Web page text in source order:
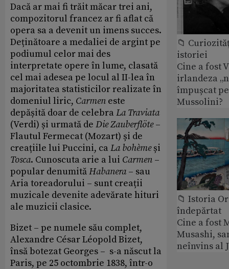
Dacă ar mai fi trăit măcar trei ani,
compozitorul francez ar fi aflat că
opera sa a devenit un imens succes.
Deținătoare a medaliei de argint pe
podiumul celor mai des
interpretate opere în lume, clasată
cel mai adesea pe locul al II-lea în
majoritatea statisticilor realizate în
domeniul liric, Carmen este
depășită doar de celebra La Traviata
(Verdi) și urmată de Die Zauberflöte–
Flautul Fermecat (Mozart) și de
creațiile lui Puccini, ca La bohèmeși
Tosca. Cunoscuta arie a lui Carmen –
popular denumităHabanera– sau
Aria toreadorului – sunt creații
muzicale devenite adevărate hituri
ale muzicii clasice.
Bizet – pe numele său complet,
Alexandre César Léopold Bizet,
însă botezat Georges – s-a născut la
Paris, pe 25 octombrie 1838, într-o
📁
istoriei
Cine a fost
irlandeza
împușcat
Mussolini?
📁 Istoria
îndepărtat
Cine a fost
Musashi,
neînvins al